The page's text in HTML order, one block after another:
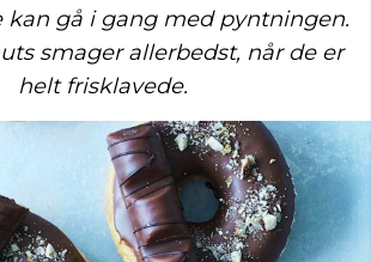
kan gå i gang med pyntningen.
smager allerbedst, når de er
helt frisklavede.